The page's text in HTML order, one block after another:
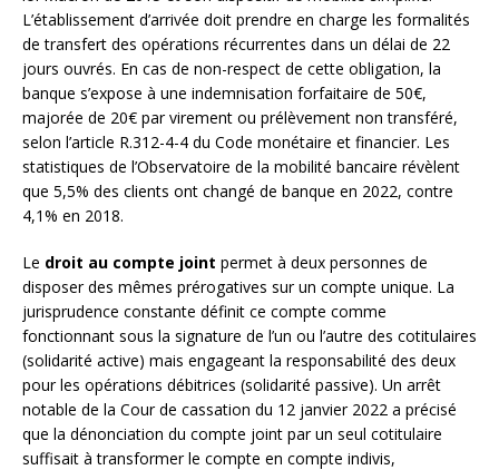
L’établissement d’arrivée doit prendre en charge les formalités
de transfert des opérations récurrentes dans un délai de 22
jours ouvrés. En cas de non-respect de cette obligation, la
banque s’expose à une indemnisation forfaitaire de 50€,
majorée de 20€ par virement ou prélèvement non transféré,
selon l’article R.312-4-4 du Code monétaire et financier. Les
statistiques de l’Observatoire de la mobilité bancaire révèlent
que 5,5% des clients ont changé de banque en 2022, contre
4,1% en 2018.
Le droit au compte joint permet à deux personnes de
disposer des mêmes prérogatives sur un compte unique. La
jurisprudence constante définit ce compte comme
fonctionnant sous la signature de l’un ou l’autre des cotitulaires
(solidarité active) mais engageant la responsabilité des deux
pour les opérations débitrices (solidarité passive). Un arrêt
notable de la Cour de cassation du 12 janvier 2022 a précisé
que la dénonciation du compte joint par un seul cotitulaire
suffisait à transformer le compte en compte indivis,